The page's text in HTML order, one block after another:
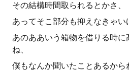
その結構時間取られるとかさ、
あってそこ部分も抑えなきゃい
あのああいう箱物を借りる時
ね、
僕もなんか聞いたことあるから